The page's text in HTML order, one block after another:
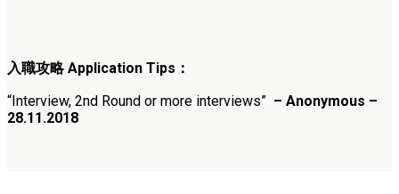
入職攻略 Application Tips：
“Interview, 2nd Round or more interviews” – Anonymous –
28.11.2018